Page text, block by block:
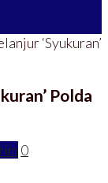
‘Syukuran’
Polda
0